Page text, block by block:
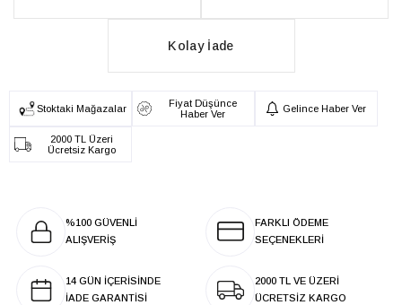
Kolay İade
Stoktaki Mağazalar
Fiyat Düşünce
Haber Ver
Gelince Haber Ver
2000 TL Üzeri
Ücretsiz Kargo
%100 GÜVENLİ
ALIŞVERİŞ
FARKLI ÖDEME
SEÇENEKLERİ
14 GÜN İÇERİSİNDE
İADE GARANTİSİ
2000 TL VE ÜZERİ
ÜCRETSİZ KARGO